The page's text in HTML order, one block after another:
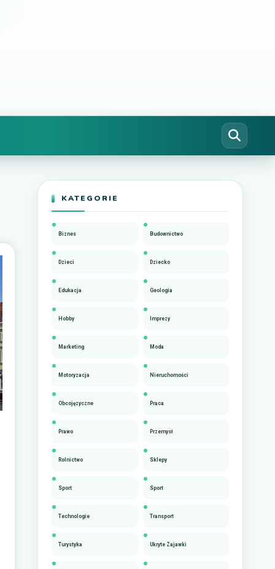
KATEGORIE
Biznes Budownictwo
Dzieci Dziecko
Edukacja Geologia
Hobby Imprezy
Marketing Moda
Motoryzacja Nieruchomości
Obcojęzyczne Praca
Prawo Przemysł
Rolnictwo Sklepy
Sport Sport
Technologie Transport
Turystyka Ukryte Zajawki